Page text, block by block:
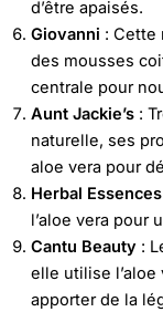
d’être apaisés.
Giovanni : Cette
des mousses
centrale pour
Aunt Jackie’s :
naturelle, ses
aloe vera pour
Herbal Essences
l’aloe vera pour
Cantu Beauty :
elle utilise
apporter de la